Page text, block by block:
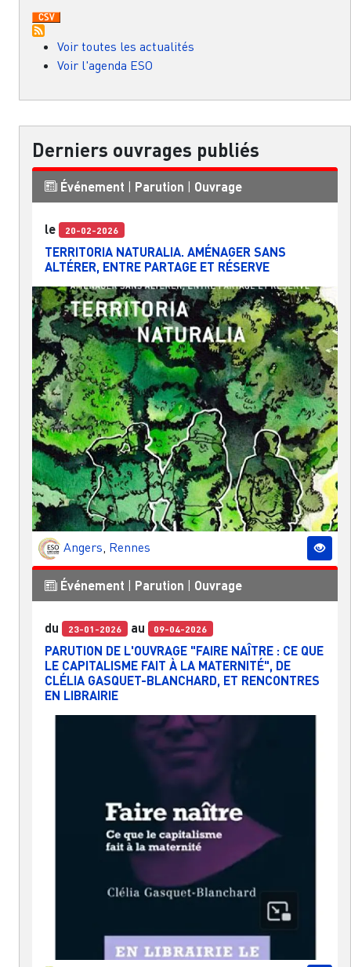
Voir toutes les actualités
Voir l'agenda ESO
Derniers ouvrages publiés
Événement | Parution | Ouvrage
le 20-02-2026
TERRITORIA NATURALIA. AMÉNAGER SANS
ALTÉRER, ENTRE PARTAGE ET RÉSERVE
Angers Rennes
Événement Parution Ouvrage
du 23-01-2026 au 09-04-2026
PARUTION DE L'OUVRAGE "FAIRE NAÎTRE : CE QUE
LE CAPITALISME FAIT À LA MATERNITÉ", DE
CLÉLIA GASQUET-BLANCHARD, ET RENCONTRES
EN LIBRAIRIE